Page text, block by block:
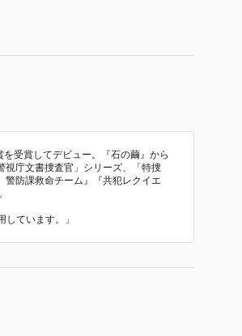
受賞してデビュー。『石の繭』から
庁文書捜査官」シリーズ、「特捜
防課救命チーム』『共犯レクイエ
ています。」